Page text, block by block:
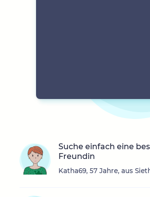
Suche einfach eine
Freundin
Katha69, 57 Jahre, aus